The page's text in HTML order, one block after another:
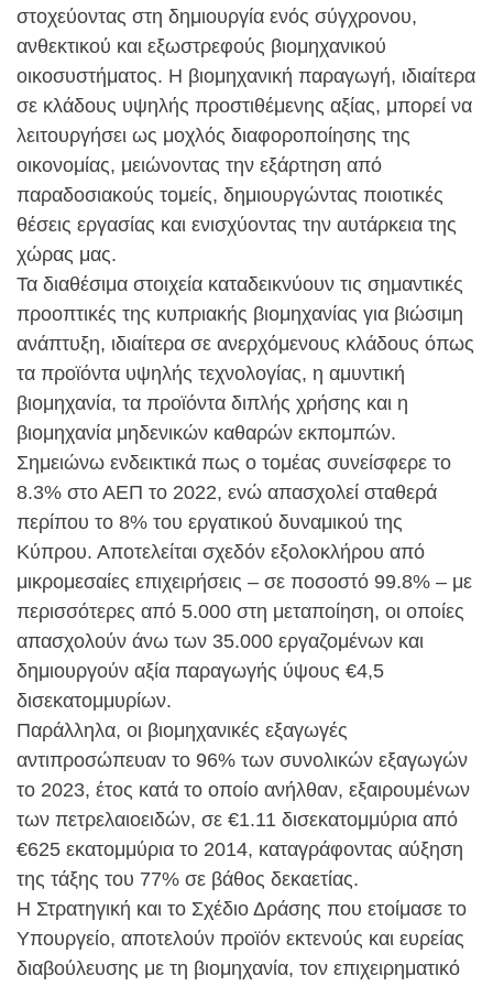
στοχεύοντας στη δημιουργία ενός σύγχρονου,
ανθεκτικού και εξωστρεφούς βιομηχανικού
οικοσυστήματος. Η βιομηχανική παραγωγή, ιδιαίτερα
σε κλάδους υψηλής προστιθέμενης αξίας, μπορεί να
λειτουργήσει ως μοχλός διαφοροποίησης της
οικονομίας, μειώνοντας την εξάρτηση από
παραδοσιακούς τομείς, δημιουργώντας ποιοτικές
θέσεις εργασίας και ενισχύοντας την αυτάρκεια της
χώρας μας.
Τα διαθέσιμα στοιχεία καταδεικνύουν τις σημαντικές
προοπτικές της κυπριακής βιομηχανίας για βιώσιμη
ανάπτυξη, ιδιαίτερα σε ανερχόμενους κλάδους όπως
τα προϊόντα υψηλής τεχνολογίας, η αμυντική
βιομηχανία, τα προϊόντα διπλής χρήσης και η
βιομηχανία μηδενικών καθαρών εκπομπών.
Σημειώνω ενδεικτικά πως ο τομέας συνείσφερε το
8.3% στο ΑΕΠ το 2022, ενώ απασχολεί σταθερά
περίπου το 8% του εργατικού δυναμικού της
Κύπρου. Αποτελείται σχεδόν εξολοκλήρου από
μικρομεσαίες επιχειρήσεις – σε ποσοστό 99.8% – με
περισσότερες από 5.000 στη μεταποίηση, οι οποίες
απασχολούν άνω των 35.000 εργαζομένων και
δημιουργούν αξία παραγωγής ύψους €4,5
δισεκατομμυρίων.
Παράλληλα, οι βιομηχανικές εξαγωγές
αντιπροσώπευαν το 96% των συνολικών εξαγωγών
το 2023, έτος κατά το οποίο ανήλθαν, εξαιρουμένων
των πετρελαιοειδών, σε €1.11 δισεκατομμύρια από
€625 εκατομμύρια το 2014, καταγράφοντας αύξηση
της τάξης του 77% σε βάθος δεκαετίας.
Η Στρατηγική και το Σχέδιο Δράσης που ετοίμασε το
Υπουργείο, αποτελούν προϊόν εκτενούς και ευρείας
διαβούλευσης με τη βιομηχανία, τον επιχειρηματικό